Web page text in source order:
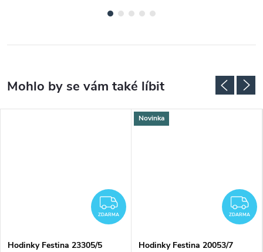
ZDARMA
ZDARMA
Hodinky Festina 23305/5
Novinka
ZDARMA
Hodinky Festina 20053/7